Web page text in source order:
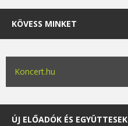
KÖVESS MINKET
Koncert.hu
ÚJ ELŐADÓK ÉS EGYÜTTESEK